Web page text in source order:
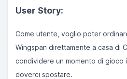
User Story:
Come utente, voglio poter
Wingspan direttamente a casa di
condividere un momento di gioco
doverci spostare.